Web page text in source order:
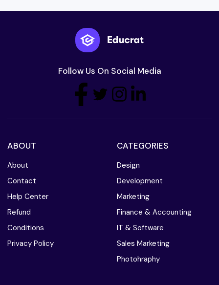
Follow Us On Social Media
ABOUT
About
Contact
Help Center
Refund
Conditions
Privacy Policy
CATEGORIES
Design
Development
Marketing
Finance & Accounting
IT & Software
Sales Marketing
Photohraphy